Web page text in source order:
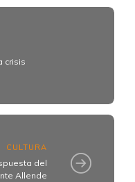
crisis
CULTURA
del
Allende